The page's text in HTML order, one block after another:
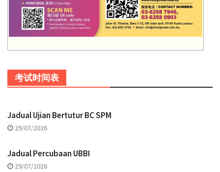
考试时间表
Jadual Ujian Bertutur BC SPM
29/07/2026
Jadual Percubaan UBBI
29/07/2026